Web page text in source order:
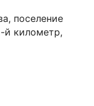
поселение
й километр,